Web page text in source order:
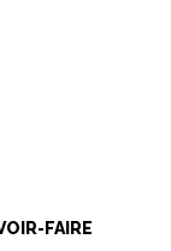
FAIRE